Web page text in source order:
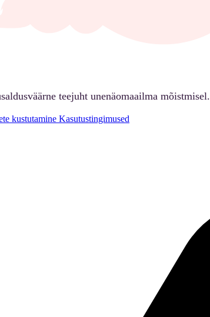
teejuht unenäomaailma mõistmisel.
kustutamine Kasutustingimused